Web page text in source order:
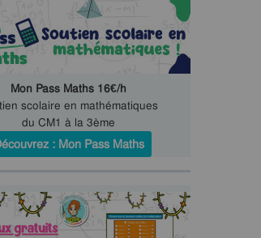
Mon Pass Maths 16€/h
scolaire en mathématiques
du CM1 à la 3ème
: Mon Pass Maths